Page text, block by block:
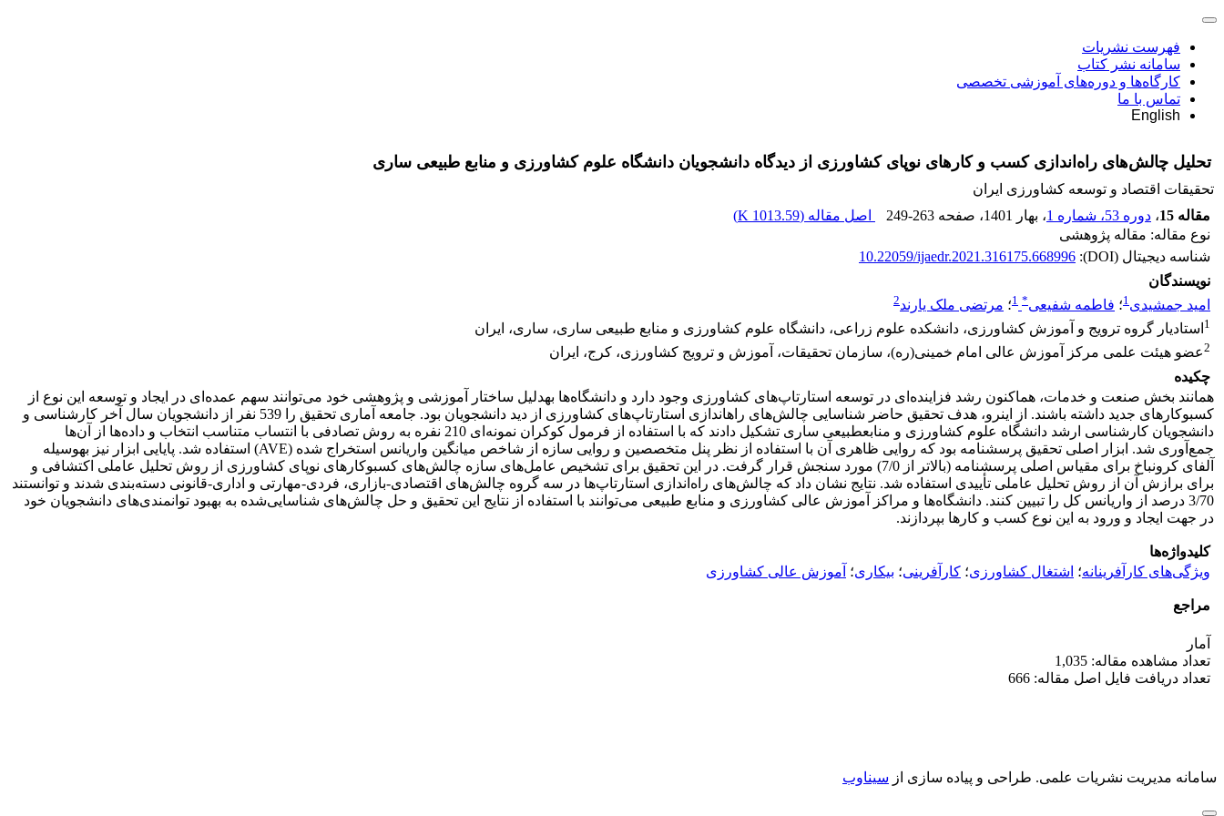
فهرست نشریات
سامانه نشر کتاب
کارگاه‌ها و دوره‌های آموزشی تخصصی
تماس با ما
English
تحلیل چالش‌های راه‌اندازی کسب و کارهای نوپای کشاورزی از دیدگاه دانشجویان دانشگاه علوم کشاورزی و منابع طبیعی ساری
تحقیقات اقتصاد و توسعه کشاورزی ایران
مقاله 15
، دوره 53، شماره 1 ، بهار 1401 ، صفحه 249-263 اصل مقاله (1013.59 K
)
نوع مقاله: مقاله پژوهشی
شناسه دیجیتال (DOI):
10.22059/ijaedr.2021.316175.668996
نویسندگان
امید جمشیدی1؛ فاطمه شفیعی*
1؛ مرتضی ملک یارند2
1 استادیار گروه ترویج و آموزش کشاورزی، دانشکده علوم زراعی، دانشگاه علوم کشاورزی و منابع طبیعی ساری، ساری، ایران
2عضو هیئت علمی مرکز آموزش عالی امام خمینی(ره)، سازمان تحقیقات، آموزش و ترویج کشاورزی، کرج، ایران
چکیده
همانند بخش صنعت و خدمات، هم­اکنون رشد فزاینده‌ای در توسعه استارتاپ‌های کشاورزی وجود دارد و دانشگاه‌ها به­دلیل ساختار آموزشی و پژوهشی خود می‌توانند سهم عمده‌ای در ایجاد و توسعه این نوع از
کسب­و­کارهای جدید داشته باشند. از این­رو، هدف تحقیق حاضر شناسایی چالش‌های راه­اندازی استارتاپ‌های کشاورزی از دید دانشجویان بود. جامعه آماری تحقیق را 539 نفر از دانشجویان سال آخر کارشناسی و
دانشجویان کارشناسی ارشد دانشگاه علوم کشاورزی و منابع­طبیعی ساری تشکیل دادند که با استفاده از فرمول کوکران نمونه‌ای 210 نفره به روش تصادفی با انتساب متناسب انتخاب و داده‌ها از آن‌ها
جمع‌آوری شد. ابزار اصلی تحقیق پرسشنامه بود که روایی ظاهری آن با استفاده از نظر پنل متخصصین و روایی سازه از شاخص میانگین واریانس استخراج شده (AVE) استفاده شد. پایایی ابزار نیز به­وسیله
آلفای کرونباخ برای مقیاس اصلی پرسشنامه (بالاتر از 7/0) مورد سنجش قرار گرفت. در این تحقیق برای تشخیص عامل‌های سازه چالش‌های کسب­و­کارهای نوپای کشاورزی از روش تحلیل عاملی اکتشافی و
برای برازش آن از روش تحلیل عاملی تأییدی استفاده شد. نتایج نشان داد که چالش‌های راه‌اندازی استارتاپ‌ها در سه گروه چالش‌های اقتصادی-بازاری، فردی-مهارتی و اداری-قانونی دسته‌بندی شدند و توانستند
3/70 درصد از واریانس کل را تبیین کنند. دانشگاه‌ها و مراکز آموزش عالی کشاورزی و منابع طبیعی می‌توانند با استفاده از نتایج این تحقیق و حل چالش‌های شناسایی‌شده به بهبود توانمندی‌های دانشجویان خود
در جهت ایجاد و ورود به این نوع کسب و کارها بپردازند.
کلیدواژه‌ها
ویژگی‌های کارآفرینانه؛ اشتغال کشاورزی؛ کارآفرینی؛ بیکاری؛ آموزش عالی کشاورزی
مراجع
آمار
تعداد مشاهده مقاله: 1,035
تعداد دریافت فایل اصل مقاله: 666
سامانه مدیریت نشریات علمی. طراحی و پیاده سازی از سیناوب